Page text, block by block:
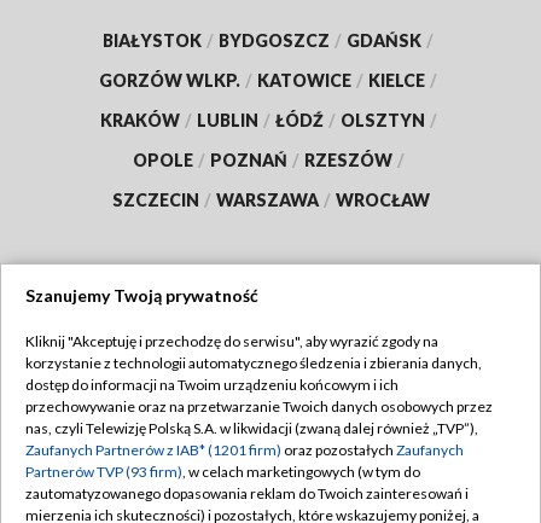
BIAŁYSTOK / BYDGOSZCZ / GDAŃSK /
GORZÓW WLKP. / KATOWICE / KIELCE /
KRAKÓW / LUBLIN / ŁÓDŹ / OLSZTYN /
OPOLE / POZNAŃ / RZESZÓW /
SZCZECIN / WARSZAWA / WROCŁAW
TVP
Abonament TVP
Emisja w TVP
Centrum informacji TVP
Regulamin TVP
Polityka prywatności
Moje zgody
Szanujemy Twoją prywatność
Kliknij "Akceptuję i przechodzę do serwisu", aby wyrazić zgody na
korzystanie z technologii automatycznego śledzenia i zbierania danych,
dostęp do informacji na Twoim urządzeniu końcowym i ich
przechowywanie oraz na przetwarzanie Twoich danych osobowych przez
nas, czyli Telewizję Polską S.A. w likwidacji (zwaną dalej również „TVP”),
Zaufanych Partnerów z IAB* (1201 firm) oraz pozostałych Zaufanych
Partnerów TVP (93 firm), w celach marketingowych (w tym do
zautomatyzowanego dopasowania reklam do Twoich zainteresowań i
mierzenia ich skuteczności) i pozostałych, które wskazujemy poniżej, a